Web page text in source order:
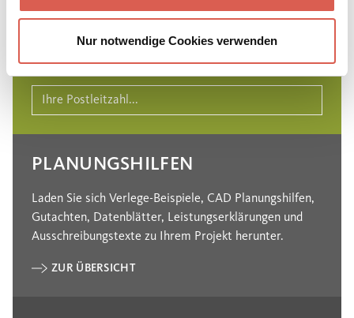
Nur notwendige Cookies verwenden
jederzeit gerne bei der Planung Ihrer Projekte
unterstützt.
PLANUNGSHILFEN
Laden Sie sich Verlege-Beispiele, CAD Planungshilfen,
Gutachten, Datenblätter, Leistungserklärungen und
Ausschreibungstexte zu Ihrem Projekt herunter.
ZUR ÜBERSICHT